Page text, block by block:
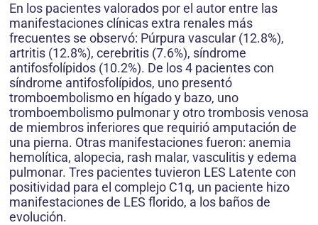
En los pacientes valorados por el autor entre las
manifestaciones clínicas extra renales más
frecuentes se observó: Púrpura vascular (12.8%),
artritis (12.8%), cerebritis (7.6%), síndrome
antifosfolípidos (10.2%). De los 4 pacientes con
síndrome antifosfolípidos, uno presentó
tromboembolismo en hígado y bazo, uno
tromboembolismo pulmonar y otro trombosis venosa
de miembros inferiores que requirió amputación de
una pierna. Otras manifestaciones fueron: anemia
hemolítica, alopecia, rash malar, vasculitis y edema
pulmonar. Tres pacientes tuvieron LES Latente con
positividad para el complejo C1q, un paciente hizo
manifestaciones de LES florido, a los baños de
evolución.